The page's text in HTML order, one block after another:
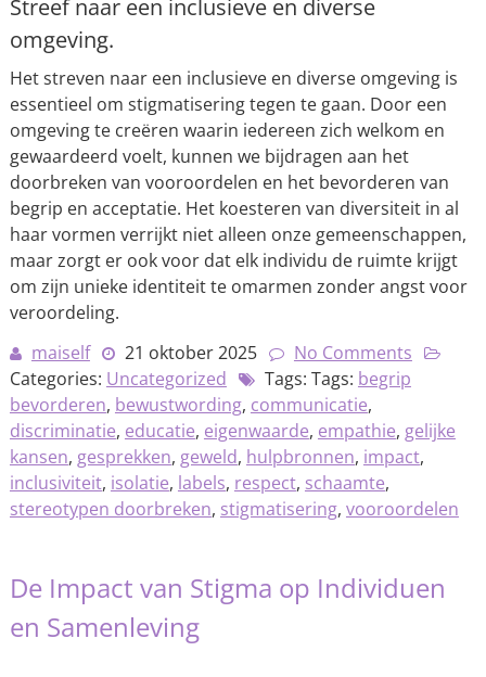
Streef naar een inclusieve en diverse
omgeving.
Het streven naar een inclusieve en diverse omgeving is
essentieel om stigmatisering tegen te gaan. Door een
omgeving te creëren waarin iedereen zich welkom en
gewaardeerd voelt, kunnen we bijdragen aan het
doorbreken van vooroordelen en het bevorderen van
begrip en acceptatie. Het koesteren van diversiteit in al
haar vormen verrijkt niet alleen onze gemeenschappen,
maar zorgt er ook voor dat elk individu de ruimte krijgt
om zijn unieke identiteit te omarmen zonder angst voor
veroordeling.
maiself
21 oktober 2025
No Comments
Categories: Uncategorized Tags: Tags: begrip
bevorderen, bewustwording, communicatie,
discriminatie, educatie, eigenwaarde, empathie, gelijke
kansen, gesprekken, geweld, hulpbronnen, impact,
inclusiviteit, isolatie, labels, respect, schaamte,
stereotypen doorbreken, stigmatisering, vooroordelen
De Impact van Stigma op Individuen
en Samenleving